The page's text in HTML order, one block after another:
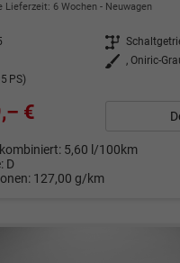
Lieferzeit: 6 Wochen Neuwagen
Getriebe
Außenfarbe
, Oniric-
PS)
€
5,60 l/100km
D
127,00 g/km